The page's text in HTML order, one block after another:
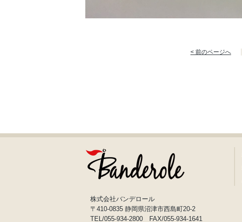
< 前のページへ
株式会社バンデロール
〒410-0835 静岡県沼津市西島町20-2
TEL/055-934-2800 FAX/055-934-1641